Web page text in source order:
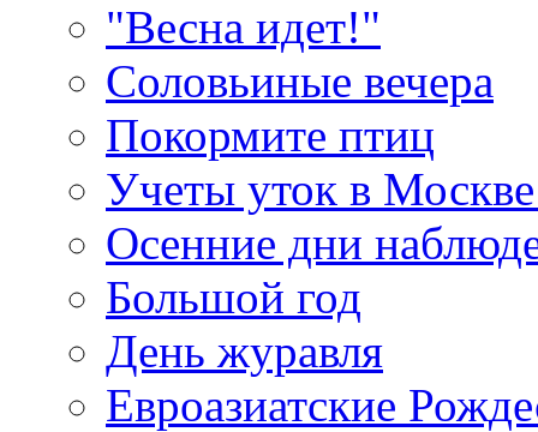
"Весна идет!"
Соловьиные вечера
Покормите птиц
Учеты уток в
Осенние дни
Большой год
День журавля
Евроазиатские